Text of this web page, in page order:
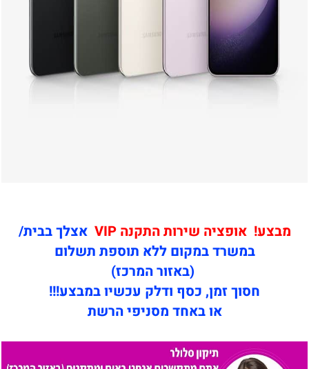
מבצע! אופציה שירות התקנה VIP
אצלך בבית/
במשרד במקום ללא תוספת תשלום
(באזור המרכז)
חסוך זמן, כסף ודלק עכשיו במבצע!!!
או באחד מסניפי הרשת